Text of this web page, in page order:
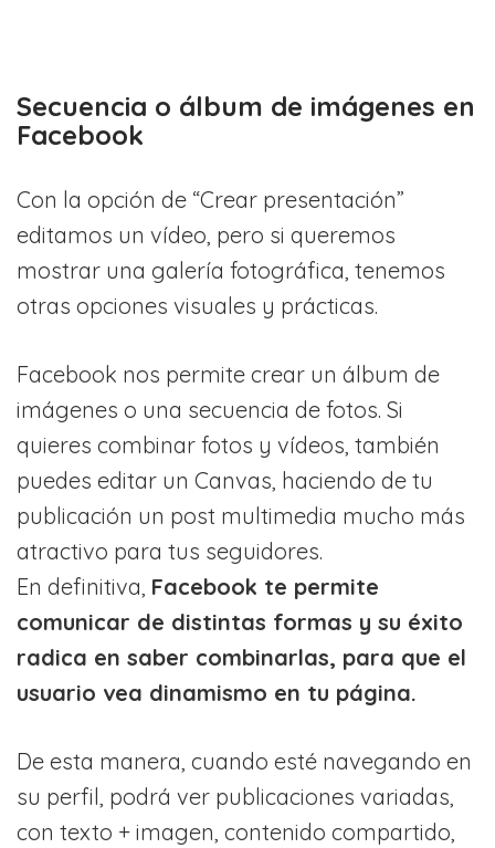
Secuencia o álbum de imágenes en
Facebook
Con la opción de “Crear presentación”
editamos un vídeo, pero si queremos
mostrar una galería fotográfica, tenemos
otras opciones visuales y prácticas.
Facebook nos permite crear un álbum de
imágenes o una secuencia de fotos. Si
quieres combinar fotos y vídeos, también
puedes editar un Canvas, haciendo de tu
publicación un post multimedia mucho más
atractivo para tus seguidores.
En definitiva, Facebook te permite
comunicar de distintas formas y su éxito
radica en saber combinarlas, para que el
usuario vea dinamismo en tu página.
De esta manera, cuando esté navegando en
su perfil, podrá ver publicaciones variadas,
con texto + imagen, contenido compartido,